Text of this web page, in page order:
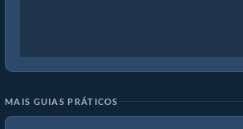
MAIS GUIAS PRÁTICOS